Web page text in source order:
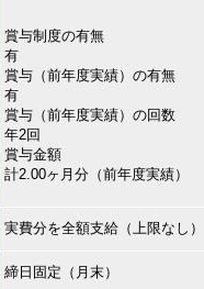
賞与制度の有無
有
賞与（前年度実績）の有無
有
賞与（前年度実績）の回数
年2回
賞与金額
計2.00ヶ月分（前年度実績）
実費分を全額支給（上限なし）
締日固定（月末）